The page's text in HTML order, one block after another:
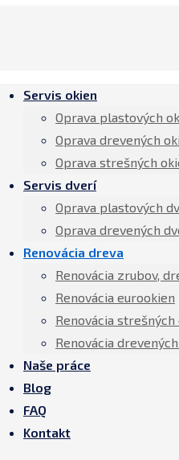
Servis okien
Oprava plastových
Oprava drevených
Oprava strešných
Servis dverí
Oprava plastových
Oprava drevených
Renovácia dreva
Renovácia zrubov,
Renovácia eurookien
Renovácia strešných
Renovácia
Naše práce
Blog
FAQ
Kontakt